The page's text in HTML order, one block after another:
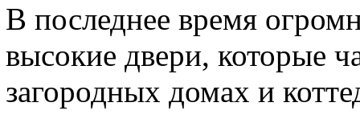
В последнее время
высокие двери, которые
загородных домах и